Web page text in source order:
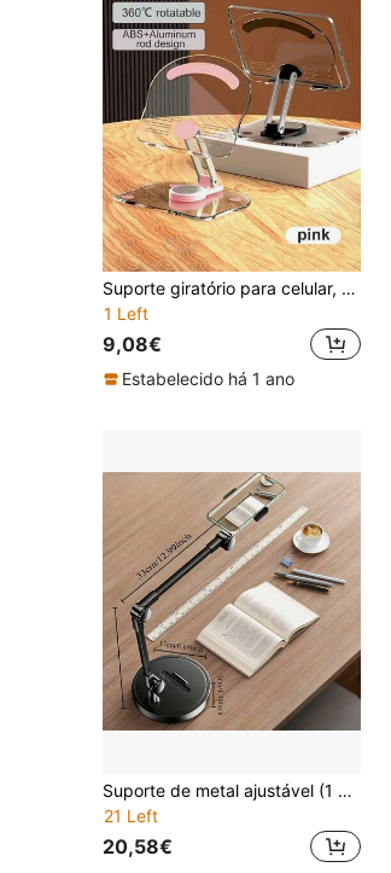
Suporte giratório para celular, suporte dobrável duplo para celular, base de mesa totalmente ajustável e dobrável para celular e tablet, adequado para mesa, base espessa, suporte estável e ajustável, dobrável, acessório para mesa de casa/escritório, compatível com iPad Pro 12.9.
1 Left
9,08€
Estabelecido há 1 ano
Suporte de metal ajustável (1 unidade), adequado para smartphones e tablets. Suporte de mesa com múltiplos ângulos para transmissões ao vivo, selfies, uso como tripé, gravação de vídeos, cursos online, vlogs e também como suporte inclinado. Ideal para presentear no Dia de Ação de Graças e no Natal. Compatível com celulares iOS e Android. Perfeito como presente de aniversário, para familiares e amigos. Também adequado para uso no banheiro e na cozinha durante o verão. Suporte resistente para celular.
21 Left
20,58€